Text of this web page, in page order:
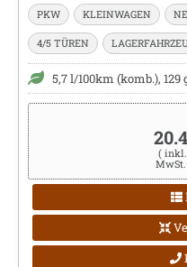
PKW KLEINWAGEN
4/5 TÜREN
5,7 l/100km (komb.), 129
(
MwSt.